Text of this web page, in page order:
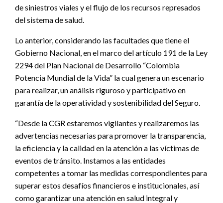
de siniestros viales y el flujo de los recursos represados
del sistema de salud.
Lo anterior, considerando las facultades que tiene el
Gobierno Nacional, en el marco del artículo 191 de la Ley
2294 del Plan Nacional de Desarrollo “Colombia
Potencia Mundial de la Vida” la cual genera un escenario
para realizar, un análisis riguroso y participativo en
garantía de la operatividad y sostenibilidad del Seguro.
“Desde la CGR estaremos vigilantes y realizaremos las
advertencias necesarias para promover la transparencia,
la eficiencia y la calidad en la atención a las víctimas de
eventos de tránsito. Instamos a las entidades
competentes a tomar las medidas correspondientes para
superar estos desafíos financieros e institucionales, así
como garantizar una atención en salud integral y